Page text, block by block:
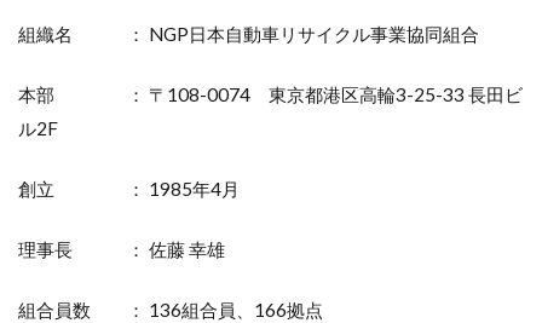
組織名 ： NGP日本自動車リサイクル事業協同組合
本部 ： 〒108-0074 東京都港区高輪3-25-33 長田ビ
ル2F
創立 ： 1985年4月
理事長 ： 佐藤 幸雄
組合員数 ： 136組合員、166拠点